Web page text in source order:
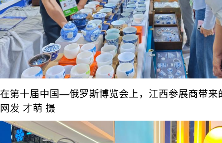
在第十届中国—俄罗斯博览会上，江西参展商带来
网发 才萌 摄